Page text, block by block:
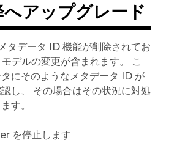
アップグレード
タデータ ID 機能が削除されてお
デルの変更が含まれます。 こ
にそのようなメタデータ ID が
し、 その場合はその状況に対処
す。
を停止します